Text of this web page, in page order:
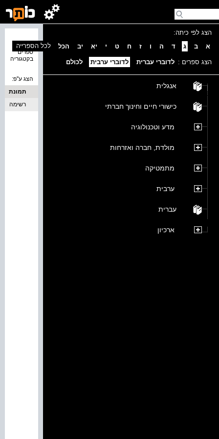
הצג לפי כיתה:
א
ב ג ד ה ו ז ח ט י יא יב הכל
הצג ספרים : לדוברי עברית לדוברי ערבית לכולם
אנגלית
כישורי חיים וחינוך חברתי
מדע וטכנולוגיה
מולדת, חברה ואזרחות
מתמטיקה
ערבית
עברית
ארכיון
ספרים
בקטגוריה
לכל הספרייה
הצג ע''פ:
תמונת
כריכה
רשימה